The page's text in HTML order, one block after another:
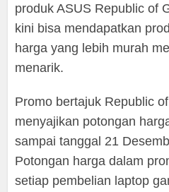
produk ASUS Republic of
kini bisa mendapatkan
harga yang lebih murah
menarik.
Promo bertajuk Republic
menyajikan potongan
sampai tanggal 21
Potongan harga dalam
setiap pembelian laptop